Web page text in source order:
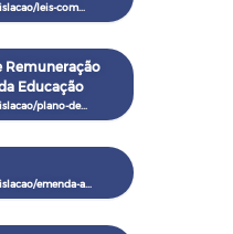
Remuneração
Educação